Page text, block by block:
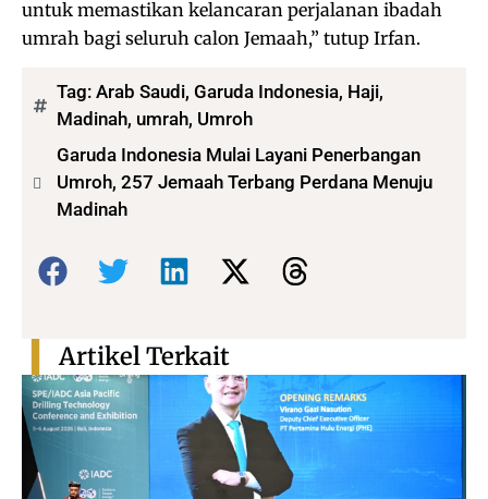
untuk memastikan kelancaran perjalanan ibadah
umrah bagi seluruh calon Jemaah,” tutup Irfan.
Tag: Arab Saudi, Garuda Indonesia, Haji,
Madinah, umrah, Umroh
Garuda Indonesia Mulai Layani Penerbangan
Umroh, 257 Jemaah Terbang Perdana Menuju
Madinah
Bagikan:
Artikel Terkait